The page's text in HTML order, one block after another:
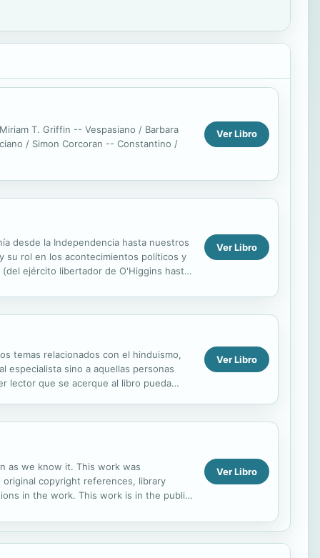
T. Griffin -- Vespasiano / Barbara
/ Simon Corcoran -- Constantino /
Ver Libro
desde la Independencia hasta nuestros
su rol en los acontecimientos políticos y
ejército libertador de O'Higgins hasta
Ver Libro
temas relacionados con el hinduismo,
especialista sino a aquellas personas
lector que se acerque al libro pueda
Ver Libro
as we know it. This work was
copyright references, library
in the work. This work is in the public
Ver Libro